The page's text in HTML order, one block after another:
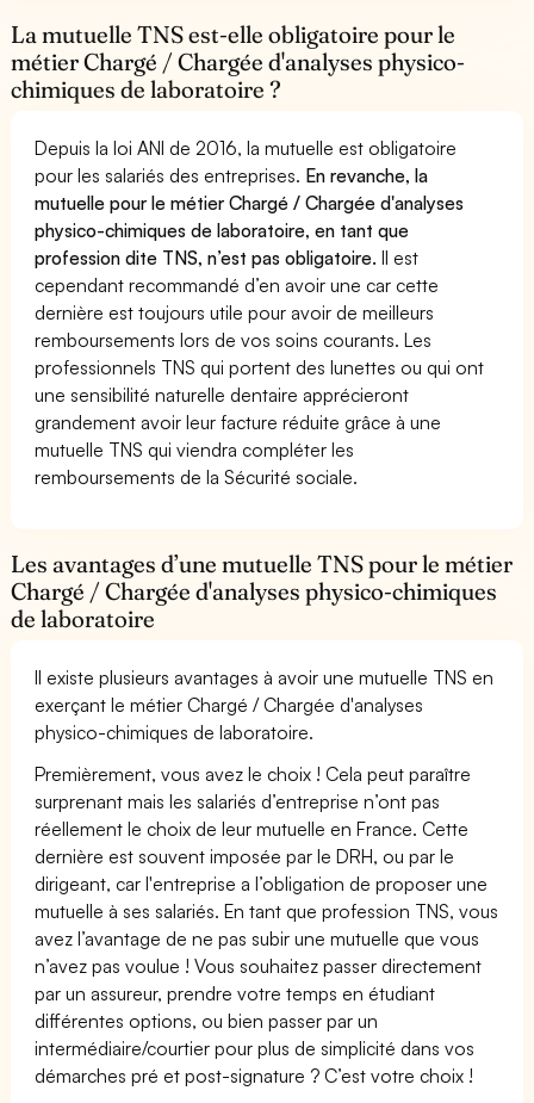
La mutuelle TNS est-elle obligatoire pour le
métier Chargé / Chargée d'analyses physico-
chimiques de laboratoire ?
Depuis la loi ANI de 2016, la mutuelle est obligatoire
pour les salariés des entreprises. En revanche, la
mutuelle pour le métier Chargé / Chargée d'analyses
physico-chimiques de laboratoire, en tant que
profession dite TNS, n’est pas obligatoire.Il est
cependant recommandé d’en avoir une car cette
dernière est toujours utile pour avoir de meilleurs
remboursements lors de vos soins courants. Les
professionnels TNS qui portent des lunettes ou qui ont
une sensibilité naturelle dentaire apprécieront
grandement avoir leur facture réduite grâce à une
mutuelle TNS qui viendra compléter les
remboursements de la Sécurité sociale.
Les avantages d’une mutuelle TNS pour le métier
Chargé / Chargée d'analyses physico-chimiques
de laboratoire
Il existe plusieurs avantages à avoir une mutuelle TNS en
exerçant le métier Chargé / Chargée d'analyses
physico-chimiques de laboratoire.
Premièrement, vous avez le choix ! Cela peut paraître
surprenant mais les salariés d’entreprise n’ont pas
réellement le choix de leur mutuelle en France. Cette
dernière est souvent imposée par le DRH, ou par le
dirigeant, car l'entreprise a l’obligation de proposer une
mutuelle à ses salariés. En tant que profession TNS, vous
avez l’avantage de ne pas subir une mutuelle que vous
n’avez pas voulue ! Vous souhaitez passer directement
par un assureur, prendre votre temps en étudiant
différentes options, ou bien passer par un
intermédiaire/courtier pour plus de simplicité dans vos
démarches pré et post-signature ? C’est votre choix !